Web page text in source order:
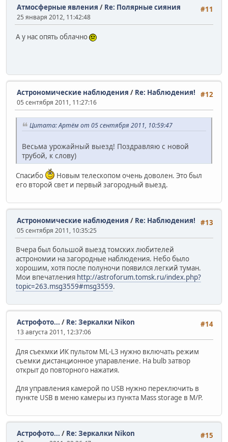
#11
Атмосферные явления / Re: Полярные сияния
25 января 2012, 11:42:48
А у нас опять облачно
#12
Астрономические наблюдения / Re: Наблюдения!
05 сентября 2011, 11:27:16
Цитата: Артём от 05 сентября 2011, 10:59:47
Весьма урожайный выезд! Поздравляю с новой
трубой, к слову)
Спасибо
Новым телескопом очень доволен. Это был
его второй свет и первый загородный выезд.
#13
Астрономические наблюдения / Re: Наблюдения!
05 сентября 2011, 10:35:25
Вчера был большой выезд томских любителей
астрономии на загородные наблюдения. Небо было
хорошим, хотя после полуночи появился легкий туман.
Мои впечатления http://astroforum.tomsk.ru/index.php?
topic=263.msg3559#msg3559.
#14
Астрофото... / Re: Зеркалки Nikon
13 августа 2011, 12:37:06
Для съекмки ИК пультом ML-L3 нужно включать режим
съемки дистанционное упаравление. На bulb затвор
открыт до повторного нажатия.
Для управления камерой по USB нужно переключить в
пункте USB в меню камеры из пункта Mass storage в M/P.
#15
Астрофото... / Re: Зеркалки Nikon